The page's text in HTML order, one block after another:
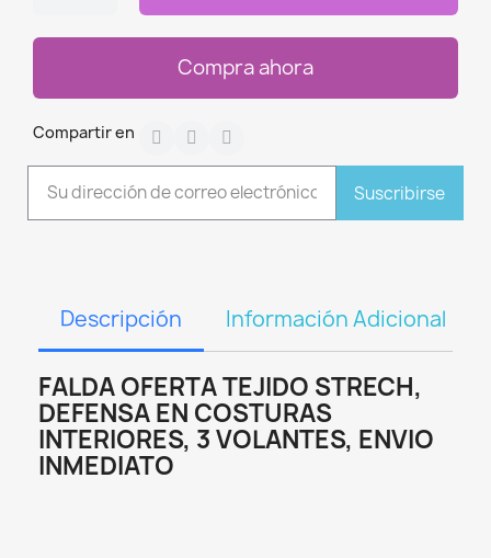
Compra ahora
Compartir en
Suscribirse
Descripción Información Adicional
FALDA OFERTA TEJIDO STRECH,
DEFENSA EN COSTURAS
INTERIORES, 3 VOLANTES, ENVIO
INMEDIATO